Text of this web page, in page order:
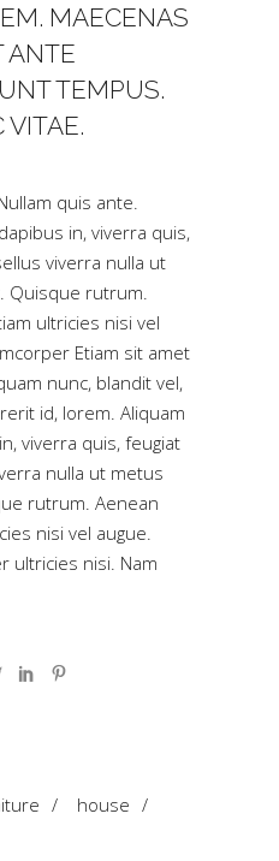
MAECENAS
ANTE
TEMPUS.
VITAE.
quis ante.
in, viverra quis,
viverra nulla ut
Quisque rutrum.
ultricies nisi vel
Etiam sit amet
nunc, blandit vel,
id, lorem. Aliquam
viverra quis, feugiat
nulla ut metus
rutrum. Aenean
nisi vel augue.
ultricies nisi. Nam
/ house /